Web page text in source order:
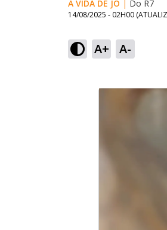
A VIDA DE JÓ | Do R7
14/08/2025 - 02H00
A+ A-